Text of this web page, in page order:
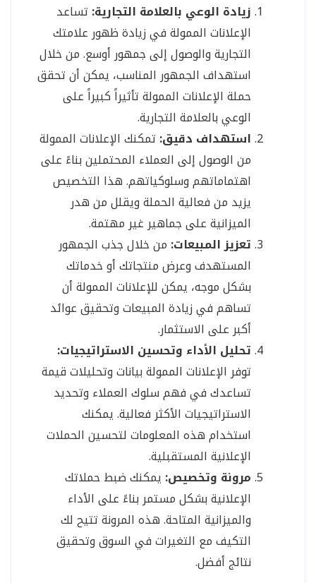
زيادة الوعي بالعلامة التجارية: تساعد
الإعلانات الممولة في زيادة ظهور علامتك
التجارية والوصول إلى جمهور أوسع. من خلال
استهداف الجمهور المناسب، يمكن أن تحقق
حملة الإعلانات الممولة تأثيراً كبيراً على
الوعي بالعلامة التجارية.
استهداف دقيق: تمكنك الإعلانات الممولة
من الوصول إلى العملاء المحتملين بناءً على
اهتماماتهم وسلوكياتهم. هذا التخصيص
يزيد من فعالية الحملة ويقلل من هدر
الميزانية على جماهير غير مهتمة.
تعزيز المبيعات: من خلال جذب الجمهور
المستهدف وعرض منتجاتك أو خدماتك
بشكل موجه، يمكن للإعلانات الممولة أن
تساهم في زيادة المبيعات وتحقيق عوائد
أكبر على الاستثمار.
تحليل الأداء وتحسين الاستراتيجيات:
توفر الإعلانات الممولة بيانات وتحليلات قيمة
تساعدك في فهم سلوك العملاء وتحديد
الاستراتيجيات الأكثر فعالية. يمكنك
استخدام هذه المعلومات لتحسين الحملات
الإعلانية المستقبلية.
مرونة وتخصيص: يمكنك ضبط حملاتك
الإعلانية بشكل مستمر بناءً على الأداء
والميزانية المتاحة. هذه المرونة تتيح لك
التكيف مع التغيرات في السوق وتحقيق
نتائج أفضل.